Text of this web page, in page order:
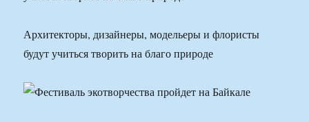
Архитекторы, дизайнеры, модельеры и флористы
будут учиться творить на благо природе